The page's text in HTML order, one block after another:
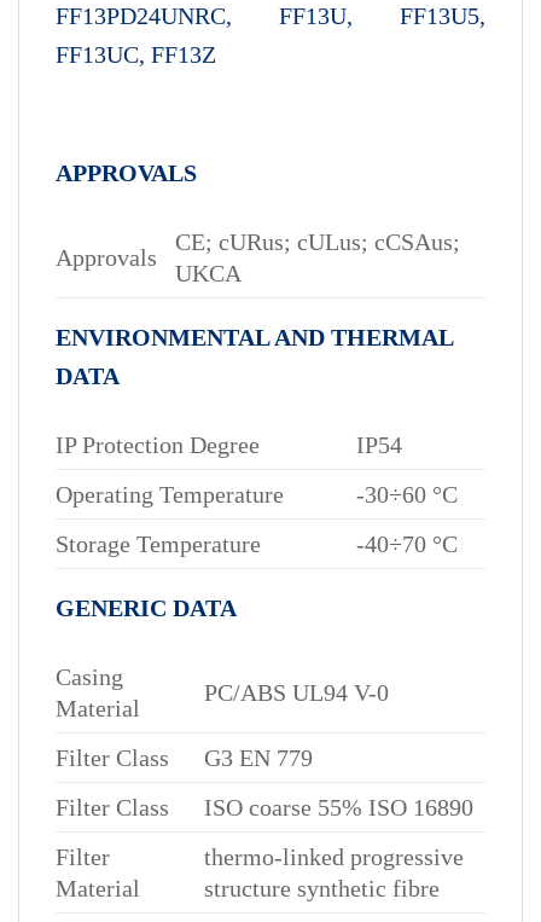
FF13PD24UNRC, FF13U, FF13U5,
FF13UC, FF13Z
APPROVALS
Approvals
CE; cURus; cULus; cCSAus;
UKCA
ENVIRONMENTAL AND THERMAL
DATA
IP Protection Degree
IP54
Operating Temperature
-30÷60 °C
Storage Temperature
-40÷70 °C
GENERIC DATA
Casing
Material
PC/ABS UL94 V-0
Filter Class
G3 EN 779
Filter Class
ISO coarse 55% ISO 16890
Filter
Material
thermo-linked progressive
structure synthetic fibre